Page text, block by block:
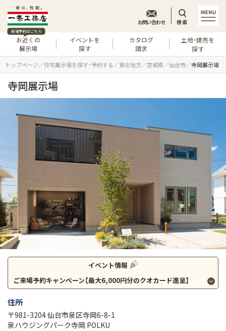
来場予約はこちら
お近くの
展示場
イベントを
探す
カタログ
請求
土地・建売を
探す
お問い合わせ 検索
トップページ 住宅展示場を探す・予約する 東北地方 宮城県 仙台市 寺岡展示場
寺岡展示場
住所
〒981-3204 仙台市泉区寺岡6-8-1
泉ハウジングパーク寺岡 POLKU
イベント情報
ご来場予約キャンペーン【最大6,000円分のクオカード進呈】